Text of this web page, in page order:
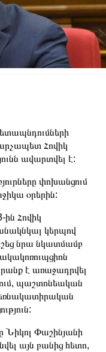
Հովիկ
ավարտվել է:
փոխանցում
օրերին:
ին Հովիկ
կերպով
նրա նկատմամբ
է առաջադրվել
պաշտոնեական
Նիկոլ Փաշինյանի
այն բանից հետո,